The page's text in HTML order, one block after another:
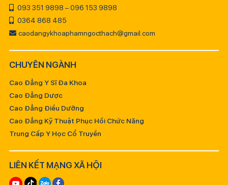
093 351 9898 – 096 153 9898
0364 868 485
caodangykhoaphamngocthach@gmail.com
CHUYÊN NGÀNH
Cao Đẳng Y Sĩ Đa Khoa
Cao Đẳng Dược
Cao Đẳng Điều Dưỡng
Cao Đẳng Kỹ Thuật Phục Hồi Chức Năng
Trung Cấp Y Học Cổ Truyền
LIÊN KẾT MẠNG XÃ HỘI